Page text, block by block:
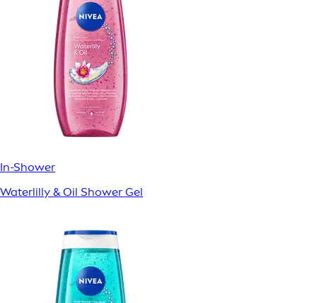
In-Shower
Waterlilly & Oil Shower Gel